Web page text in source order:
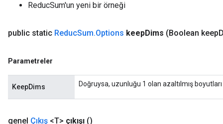
ReducSum'un yeni bir örneği
public static ReducSum.Options keepDims (Boolean keep
Parametreler
KeepDims Doğruysa, uzunluğu 1 olan azaltılmış
genel Çıkış <T> çıkışı ()